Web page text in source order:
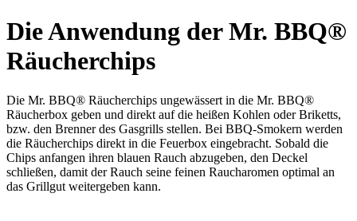
Die Anwendung der Mr. BBQ®
Räucherchips
Die Mr. BBQ® Räucherchips ungewässert in die Mr. BBQ®
Räucherbox geben und direkt auf die heißen Kohlen oder Briketts,
bzw. den Brenner des Gasgrills stellen. Bei BBQ-Smokern werden
die Räucherchips direkt in die Feuerbox eingebracht. Sobald die
Chips anfangen ihren blauen Rauch abzugeben, den Deckel
schließen, damit der Rauch seine feinen Raucharomen optimal an
das Grillgut weitergeben kann.